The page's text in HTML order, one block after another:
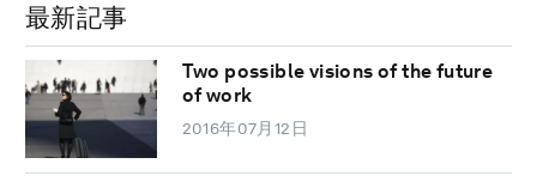
最新記事
Two possible visions of the future
of work
2016年07月12日